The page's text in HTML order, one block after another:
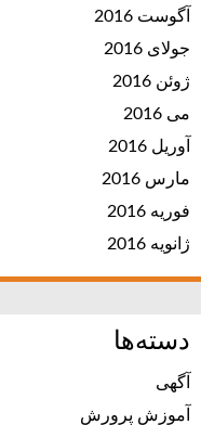
آگوست 2016
جولای 2016
ژوئن 2016
می 2016
آوریل 2016
مارس 2016
فوریه 2016
ژانویه 2016
دسته‌ها
آگهی
آموزش پرورش